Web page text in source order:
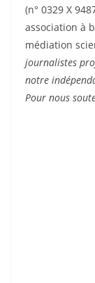
(n° 0329 X
association à
médiation
journalistes
notre
Pour nous